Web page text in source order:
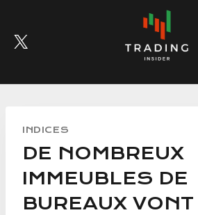
content
INDICES
DE NOMBREUX
IMMEUBLES DE
BUREAUX VONT